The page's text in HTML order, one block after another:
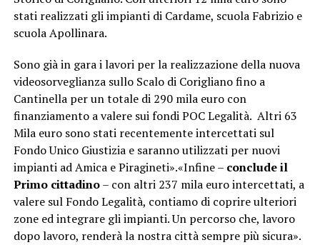
stati realizzati gli impianti di Cardame, scuola Fabrizio e
scuola Apollinara.
Sono già in gara i lavori per la realizzazione della nuova
videosorveglianza sullo Scalo di Corigliano fino a
Cantinella per un totale di 290 mila euro con
finanziamento a valere sui fondi POC Legalità. Altri 63
Mila euro sono stati recentemente intercettati sul
Fondo Unico Giustizia e saranno utilizzati per nuovi
impianti ad Amica e Piragineti».«Infine – conclude il
Primo cittadino– con altri 237 mila euro intercettati, a
valere sul Fondo Legalità, contiamo di coprire ulteriori
zone ed integrare gli impianti. Un percorso che, lavoro
dopo lavoro, renderà la nostra città sempre più sicura».